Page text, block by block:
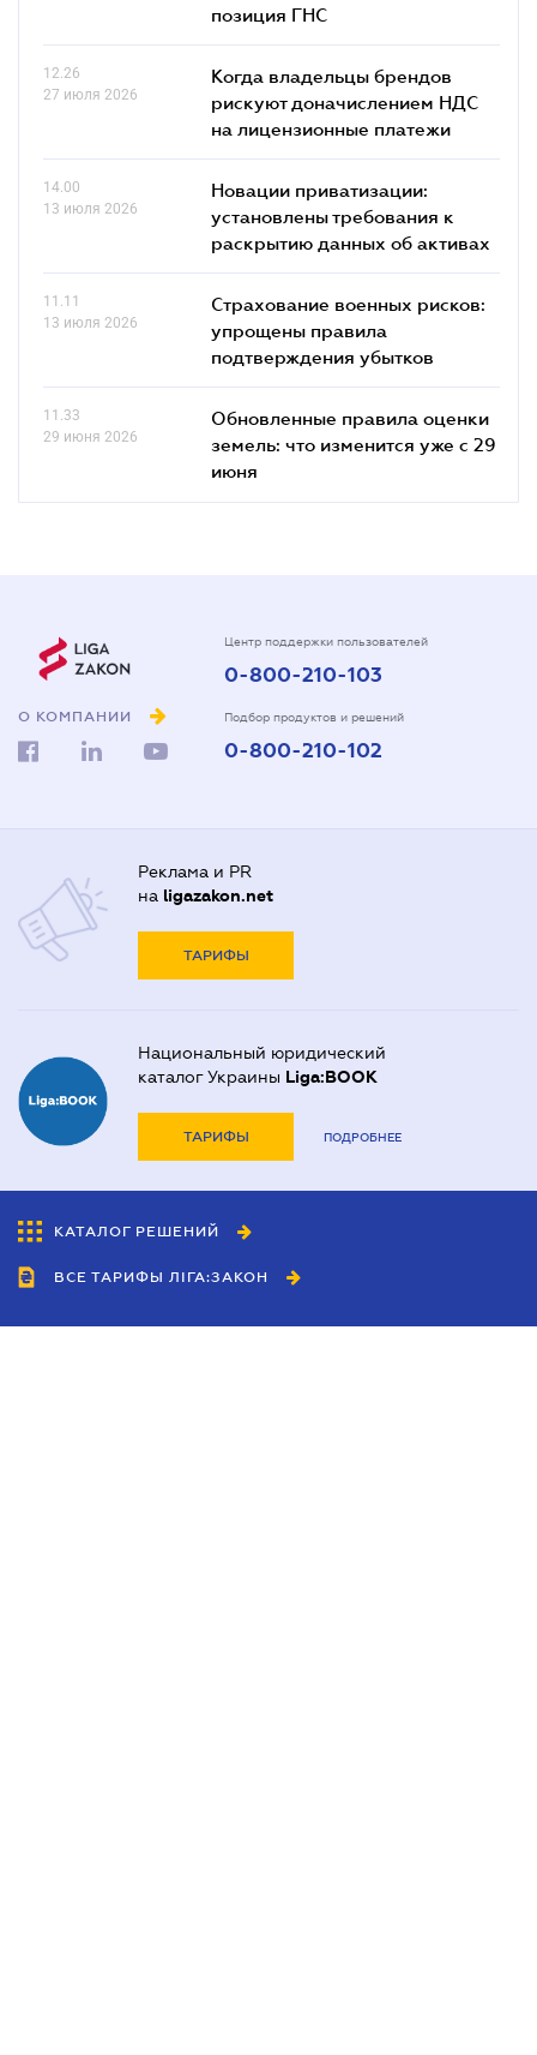
позиция ГНС
12.26
27 июля 2026
Когда владельцы брендов
рискуют доначислением НДС
на лицензионные платежи
14.00
13 июля 2026
Новации приватизации:
установлены требования к
раскрытию данных об активах
11.11
13 июля 2026
Страхование военных рисков:
упрощены правила
подтверждения убытков
11.33
29 июня 2026
Обновленные правила оценки
земель: что изменится уже с 29
июня
О КОМПАНИИ
Центр поддержки пользователей
0-800-210-103
Подбор продуктов и решений
0-800-210-102
Реклама и PR
на ligazakon.net
ТАРИФЫ
Национальный юридический
каталог Украины Liga:BOOK
ТАРИФЫ ПОДРОБНЕЕ
КАТАЛОГ РЕШЕНИЙ
ВСЕ ТАРИФЫ ЛІГА:ЗАКОН